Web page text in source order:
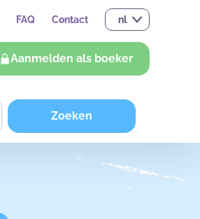
FAQ Contact nl
Aanmelden als boeker
Zoeken